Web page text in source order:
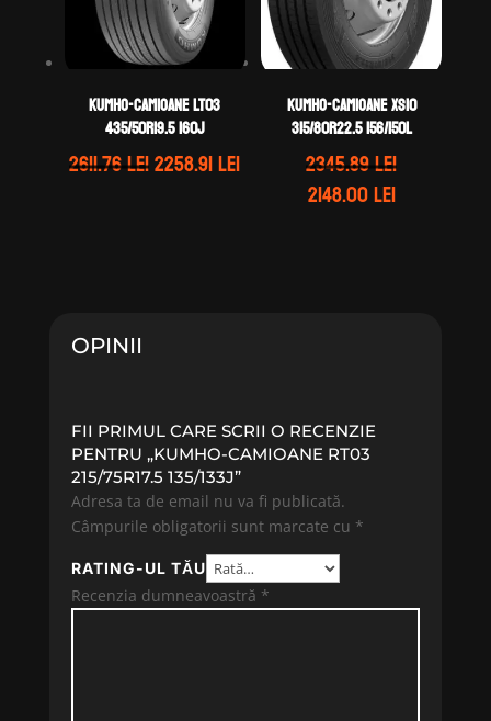
KUMHO-CAMIOANE LT03
435/50R19.5 160J
2611.76leiPrețul
2258.91leiPrețul
KUMHO-CAMIOANE XS10
315/80R22.5 156/150L
2345.89lei
Prețul
2148.00leiPrețul
OPINII
FII PRIMUL CARE SCRII O RECENZIE
PENTRU „KUMHO-CAMIOANE RT03
215/75R17.5 135/133J”
Adresa ta de email nu va fi publicată.
Câmpurile obligatorii sunt marcate cu *
RATING-UL TĂU
Recenzia dumneavoastră *